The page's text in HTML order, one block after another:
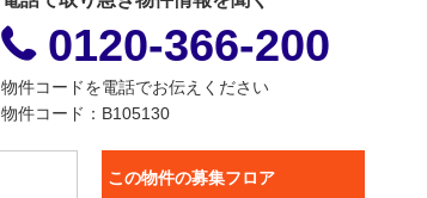
0120-366-200
物件コードを電話でお伝えください
物件コード：B105130
この物件の募集フロア